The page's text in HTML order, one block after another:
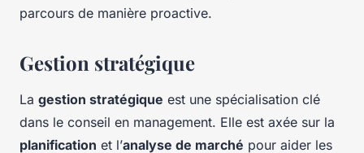
parcours de manière proactive.
Gestion stratégique
La gestion stratégique est une spécialisation clé
dans le conseil en management. Elle est axée sur la
planification et l’analyse de marché pour aider les